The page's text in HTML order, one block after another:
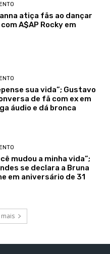
atiça fãs ao dançar
A$AP Rocky em
sua vida”; Gustavo
de fã com ex em
áudio e dá bronca
mudou a minha vida”;
se declara a Bruna
em aniversário de 31